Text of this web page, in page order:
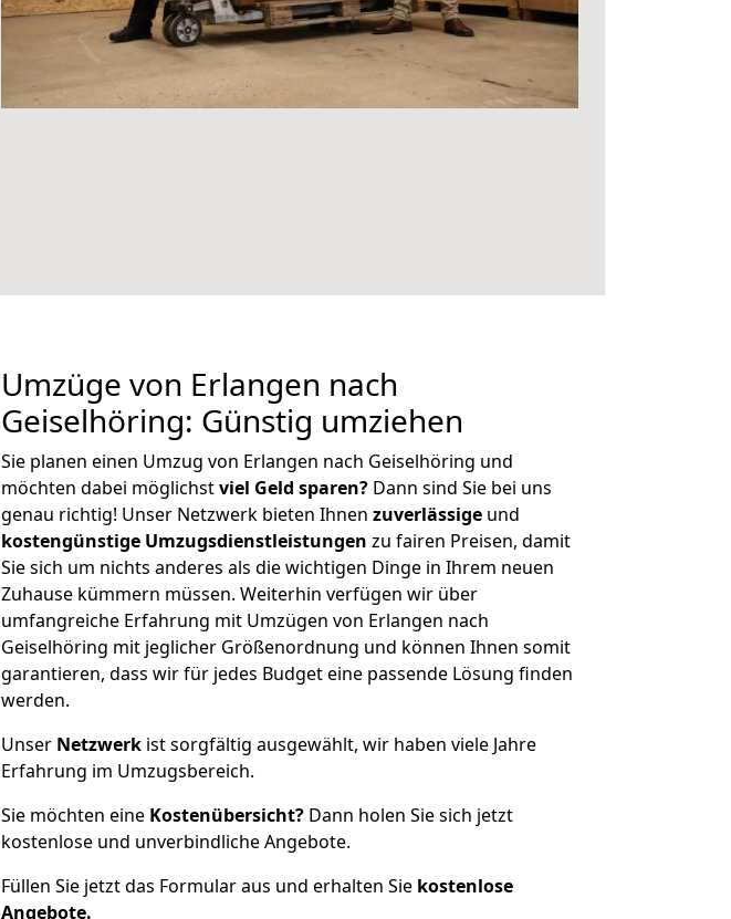
Umzüge von Erlangen nach
Geiselhöring: Günstig umziehen
Sie planen einen Umzug von Erlangen nach Geiselhöring und
möchten dabei möglichstviel Geld sparen? Dann sind Sie bei uns
genau richtig! Unser Netzwerk bieten Ihnen zuverlässige und
kostengünstige Umzugsdienstleistungen zu fairen Preisen, damit
Sie sich um nichts anderes als die wichtigen Dinge in Ihrem neuen
Zuhause kümmern müssen. Weiterhin verfügen wir über
umfangreiche Erfahrung mit Umzügen von Erlangen nach
Geiselhöring mit jeglicher Größenordnung und können Ihnen somit
garantieren, dass wir für jedes Budget eine passende Lösung finden
werden.
Unser Netzwerk ist sorgfältig ausgewählt, wir haben viele Jahre
Erfahrung im Umzugsbereich.
Sie möchten eine Kostenübersicht? Dann holen Sie sich jetzt
kostenlose und unverbindliche Angebote.
Füllen Sie jetzt das Formular aus und erhalten Sie kostenlose
Angebote.